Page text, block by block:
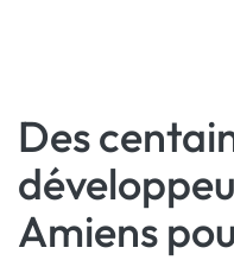
Des
Amiens